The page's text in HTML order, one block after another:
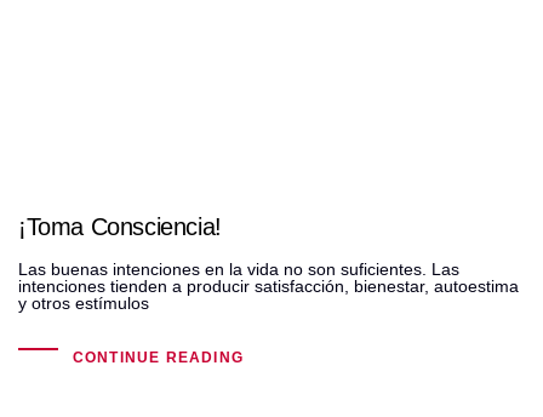
¡Toma Consciencia!
Las buenas intenciones en la vida no son suficientes. Las
intenciones tienden a producir satisfacción, bienestar, autoestima
y otros estímulos
CONTINUE READING